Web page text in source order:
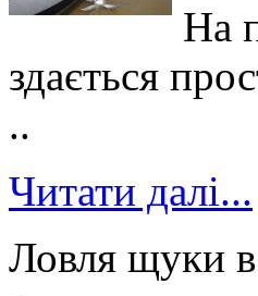
На
здається
..
Читати далі...
Ловля щуки в